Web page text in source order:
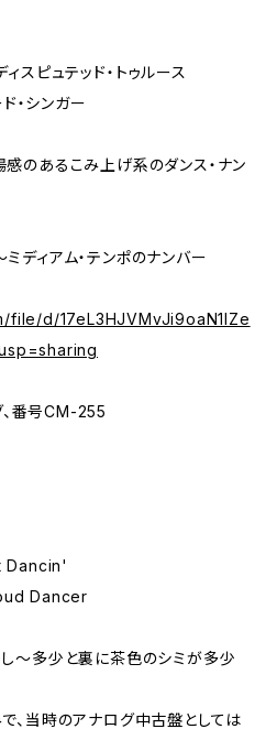
スピュテッド・トゥルース
・シンガー
のあるこみ上げ系のダンス・ナン
ディアム・テンポのナンバー
d/17eL3HJVMvJi9oaN1lZe
番号CM-255
Dancin'
Dancer
～多少と裏に茶色のシミが多少
、当時のアナログ中古盤としては